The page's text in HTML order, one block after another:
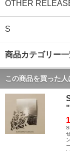
OTHER
S
商品カテゴリー
この商品を買った